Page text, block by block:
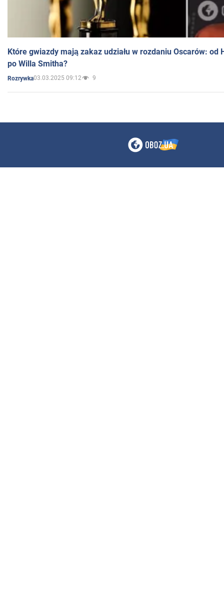
Które gwiazdy mają zakaz udziału w rozdaniu Oscarów: od
po Willa Smitha?
Rozrywka03.03.2025 09:12 9